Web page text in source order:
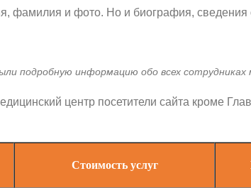
фамилия и фото. Но и биография,
подробную информацию обо всех сотрудниках
центр посетители сайта кроме
Стоимость услуг